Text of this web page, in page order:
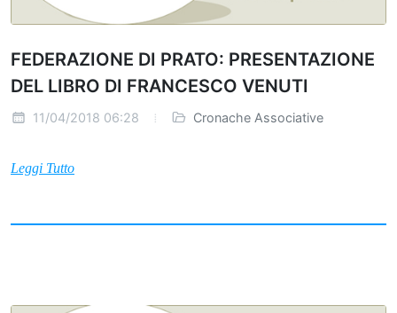
FEDERAZIONE DI PRATO: PRESENTAZIONE
DEL LIBRO DI FRANCESCO VENUTI
11/04/2018 06:28 Cronache Associative
Leggi Tutto